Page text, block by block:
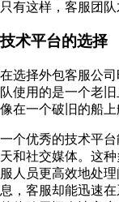
只有这样，客服团队
技术平台的选择
在选择外包客服公
队使用的是一个老
像在一个破旧的船上
一个优秀的技术平
天和社交媒体。这
服人员更高效地处
息，客服却能迅速